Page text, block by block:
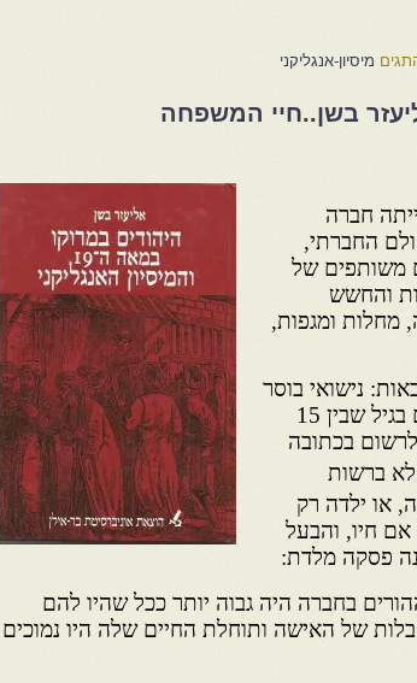
מיסיון-אנגליקני
בשן..חיי המשפחה
חברה
החברתי,
משותפים של
והחשש
מחלות ומגפות,
נישואי בוסר
— בנות נישאו בגיל שבין 12 ל־13 ובנים בגיל שבין 15
בכתובה
ברשות
או ילדה רק
אם חיו, והבעל
פסקה מלדת:
בחברה היה גבוה יותר ככל שהיו להם
של האישה ותוחלת החיים שלה היו נמוכים